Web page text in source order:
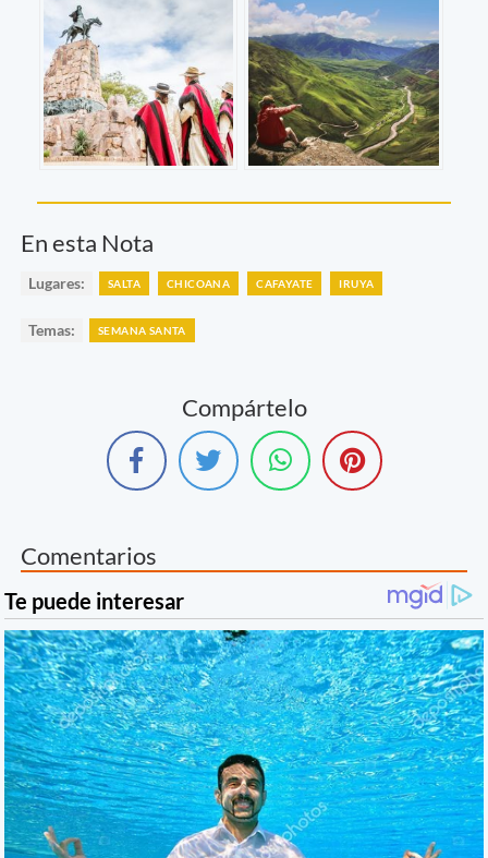
En esta Nota
Lugares: SALTA CHICOANA CAFAYATE IRUYA
Temas: SEMANA SANTA
Compártelo
Comentarios